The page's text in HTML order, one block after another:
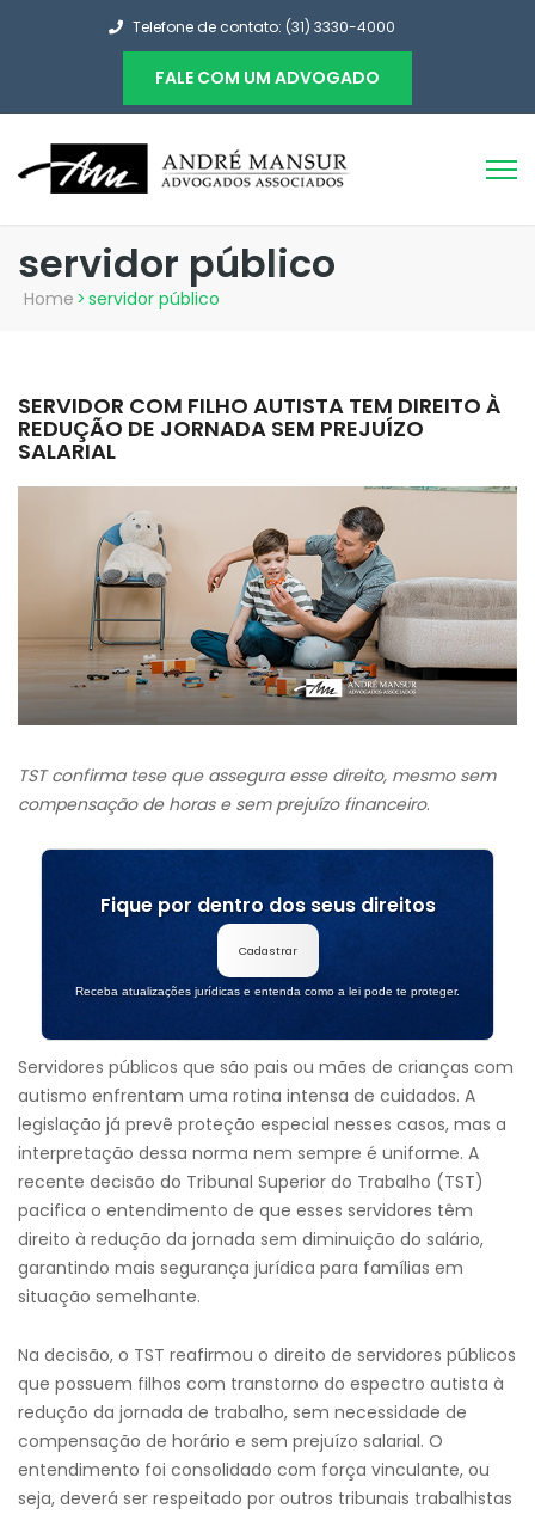
Telefone de contato: (31) 3330-4000
FALE COM UM ADVOGADO
servidor público
Home > servidor público
SERVIDOR COM FILHO AUTISTA TEM DIREITO À
REDUÇÃO DE JORNADA SEM PREJUÍZO
SALARIAL
TST confirma tese que assegura esse direito, mesmo sem
compensação de horas e sem prejuízo financeiro.
Fique por dentro dos seus direitos
Cadastrar
Receba atualizações jurídicas e entenda como a lei pode te proteger.
Servidores públicos que são pais ou mães de crianças com
autismo enfrentam uma rotina intensa de cuidados. A
legislação já prevê proteção especial nesses casos, mas a
interpretação dessa norma nem sempre é uniforme. A
recente decisão do Tribunal Superior do Trabalho (TST)
pacifica o entendimento de que esses servidores têm
direito à redução da jornada sem diminuição do salário,
garantindo mais segurança jurídica para famílias em
situação semelhante.
Na decisão, o TST reafirmou o direito de servidores públicos
que possuem filhos com transtorno do espectro autista à
redução da jornada de trabalho, sem necessidade de
compensação de horário e sem prejuízo salarial. O
entendimento foi consolidado com força vinculante, ou
seja, deverá ser respeitado por outros tribunais trabalhistas